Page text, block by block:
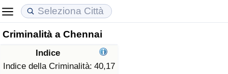
Criminalità a Chennai
Indice
Indice della Criminalità: 40,17
Costo della vita
Indice Del Costo Della Vita (corrente)
Prezzi degli immobili
Indice del Prezzo delle Case (Corrente)
Qualità della Vita
Indice della Qualità della Vita